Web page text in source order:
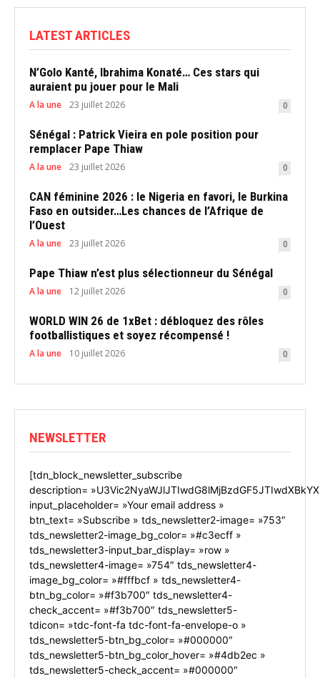
LATEST ARTICLES
N’Golo Kanté, Ibrahima Konaté… Ces stars qui
auraient pu jouer pour le Mali
A la une 23 juillet 2026 0
Sénégal : Patrick Vieira en pole position pour
remplacer Pape Thiaw
A la une 23 juillet 2026 0
CAN féminine 2026 : le Nigeria en favori, le Burkina
Faso en outsider…Les chances de l’Afrique de
l’Ouest
A la une 23 juillet 2026 0
Pape Thiaw n’est plus sélectionneur du Sénégal
A la une 12 juillet 2026 0
WORLD WIN 26 de 1xBet : débloquez des rôles
footballistiques et soyez récompensé !
A la une 10 juillet 2026 0
NEWSLETTER
[tdn_block_newsletter_subscribe
description=
input_placeholder= »Your email address »
btn_text= »Subscribe » tds_newsletter2-image= »753″
tds_newsletter2-image_bg_color= »#c3ecff »
tds_newsletter3-input_bar_display= »row »
tds_newsletter4-image= »754″ tds_newsletter4-
image_bg_color= »#fffbcf » tds_newsletter4-
btn_bg_color= »#f3b700″ tds_newsletter4-
check_accent= »#f3b700″ tds_newsletter5-
tdicon= »tdc-font-fa tdc-font-fa-envelope-o »
tds_newsletter5-btn_bg_color= »#000000″
tds_newsletter5-btn_bg_color_hover= »#4db2ec »
tds_newsletter5-check_accent= »#000000″